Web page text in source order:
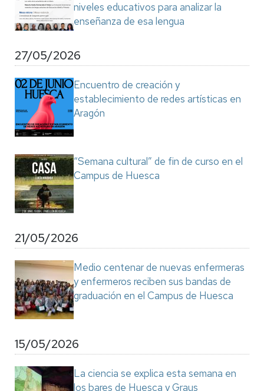
niveles educativos para analizar la
enseñanza de esa lengua
27/05/2026
Encuentro de creación y
establecimiento de redes artísticas en
Aragón
“Semana cultural” de fin de curso en el
Campus de Huesca
21/05/2026
Medio centenar de nuevas enfermeras
y enfermeros reciben sus bandas de
graduación en el Campus de Huesca
15/05/2026
La ciencia se explica esta semana en
los bares de Huesca y Graus